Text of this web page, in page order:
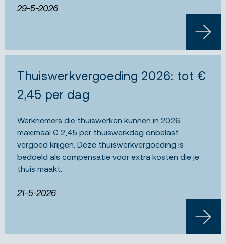
29-5-2026
LEES
Thuiswerkvergoeding 2026: tot €
2,45 per dag
Werknemers die thuiswerken kunnen in 2026
maximaal € 2,45 per thuiswerkdag onbelast
vergoed krijgen. Deze thuiswerkvergoeding is
bedoeld als compensatie voor extra kosten die je
thuis maakt.
21-5-2026
LEES